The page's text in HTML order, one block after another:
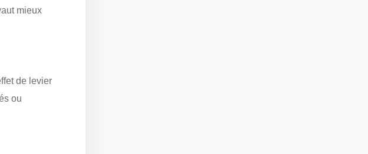
mieux
de levier
ou